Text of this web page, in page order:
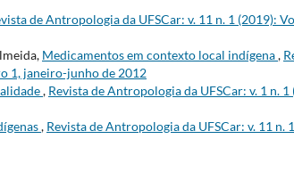
de Antropologia da UFSCar: v. 11 n. 1 (2019):
Medicamentos em contexto local indígena,
1, janeiro-junho de 2012
, Revista de Antropologia da UFSCar: v. 1 n.
, Revista de Antropologia da UFSCar: v. 11 n.